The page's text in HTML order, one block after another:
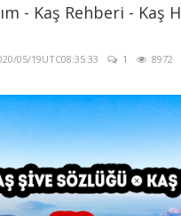
- Kaş Rehberi - Kaş
05/19UTC08:35:33 1 8972